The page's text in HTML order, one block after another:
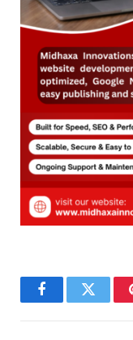
FacebookTwitter